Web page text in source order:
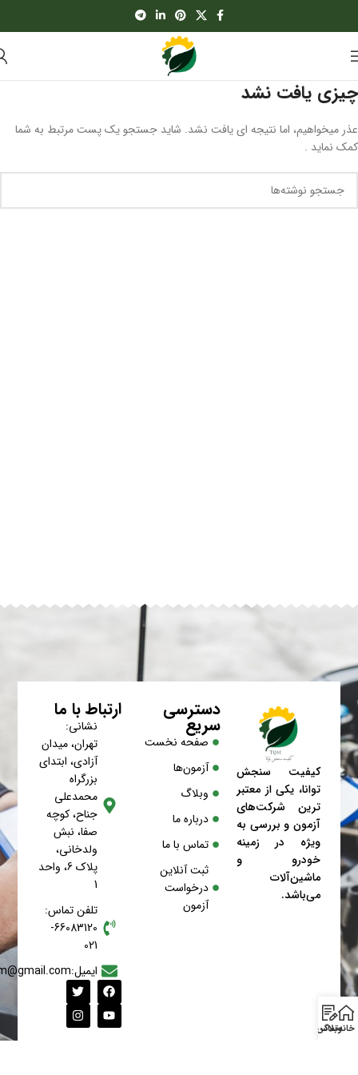
چیزی یافت نشد
عذر میخواهیم، اما نتیجه ای یافت نشد. شاید جستجو یک پست مرتبط به شما
کمک نماید .
کیفیت سنجش
توانا، یکی از معتبر
ترین شرکت‌های
آزمون و بررسی به
ویژه در زمینه
خودرو و
ماشین‌آلات
می‌باشد.
دسترسی
سریع
صفحه نخست
آزمون‌ها
وبلاگ
درباره ما
تماس با ما
ثبت آنلاین
درخواست
آزمون
ارتباط با ما
نشانی:
تهران، میدان
آزادی، ابتدای
بزرگراه
محمدعلی
جناح، کوچه
صفا، نبش
ولدخانی،
پلاک 6، واحد
1
تلفن تماس:
66083120-
021
ایمیل:machinery.tqm@gmail.com
خانهوبلاگ
تماس با ما